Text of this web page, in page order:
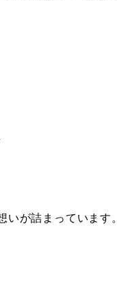
いが詰まっています。